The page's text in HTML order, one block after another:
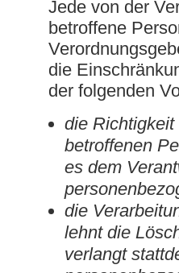
Jede von der
betroffene
die
der folgenden
die
betroffenen
es dem
die
lehnt die
verlangt